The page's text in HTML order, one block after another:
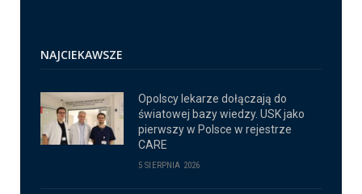
NAJCIEKAWSZE
Opolscy lekarze dołączają do
światowej bazy wiedzy. USK jako
pierwszy w Polsce w rejestrze
CARE
5 SIERPNIA 2026